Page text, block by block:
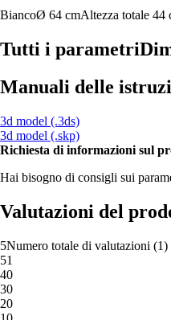
BiancoØ 64 cmAltezza totale 44
Tutti i parametri
Manuali delle
3d model (.3ds)
3d model (.skp)
Richiesta di informazioni sul
Hai bisogno di consigli sui
Valutazioni del
5Numero totale di valutazioni (1)
51
40
30
20